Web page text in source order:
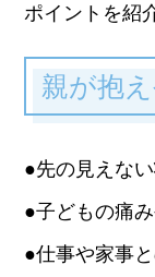
ポイントを紹
親が抱
●先の見えな
●子どもの痛
●仕事や家事